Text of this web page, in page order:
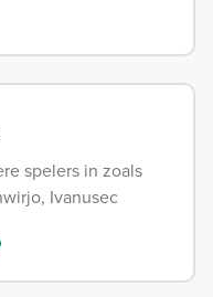
spelers in zoals
Ivanusec